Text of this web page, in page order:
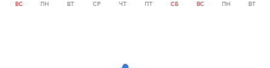
ВС ПН ВТ СР ЧТ ПТ СБ ВС ПН ВТ